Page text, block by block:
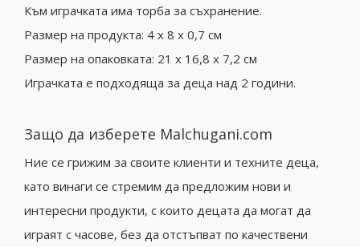
Към играчката има торба за съхранение.
Размер на продукта: 4 х 8 х 0,7 см
Размер на опаковката: 21 х 16,8 х 7,2 см
Играчката е подходяща за деца над 2 години.
Защо да изберете Malchugani.com
Ние се грижим за своите клиенти и техните деца,
като винаги се стремим да предложим нови и
интересни продукти, с които децата да могат да
играят с часове, без да отстъпват по качествени